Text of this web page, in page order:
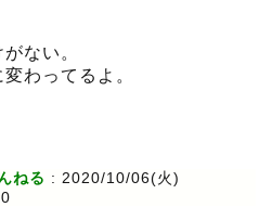
ない。
わってるよ。
ねる : 2020/10/06(火)